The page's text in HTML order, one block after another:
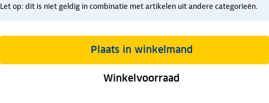
Let op: dit is niet geldig in combinatie met artikelen uit andere categorieën.
Plaats in winkelmand
Winkelvoorraad